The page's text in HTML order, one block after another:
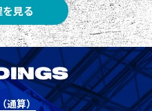
見る
通算）
1 0 1
0 1 0 0
0 1 0
0 0 1 -1